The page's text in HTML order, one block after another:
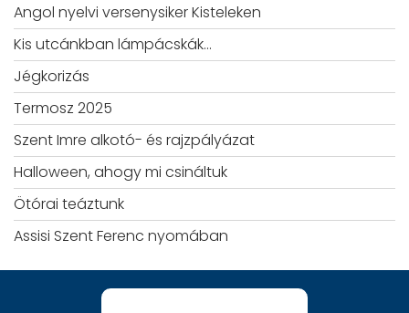
Angol nyelvi versenysiker Kisteleken
Kis utcánkban lámpácskák…
Jégkorizás
Termosz 2025
Szent Imre alkotó- és rajzpályázat
Halloween, ahogy mi csináltuk
Ötórai teáztunk
Assisi Szent Ferenc nyomában